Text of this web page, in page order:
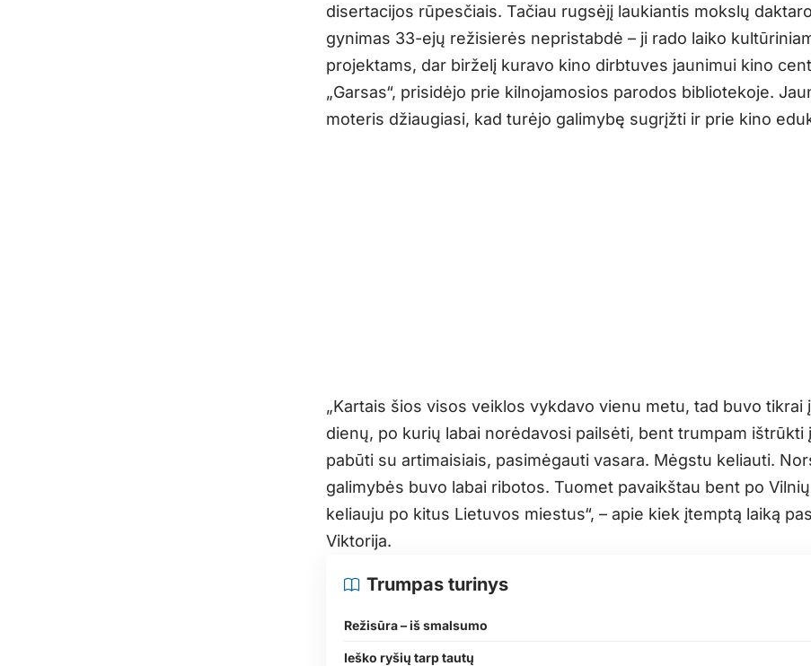
disertacijos rūpesčiais. Tačiau rugsėjį laukiantis mokslų
gynimas 33-ejų režisierės nepristabdė – ji rado laiko
projektams, dar birželį kuravo kino dirbtuves jaunimui kino
„Garsas“, prisidėjo prie kilnojamosios parodos bibliotekoje.
moteris džiaugiasi, kad turėjo galimybę sugrįžti ir prie kino
„Kartais šios visos veiklos vykdavo vienu metu, tad buvo tikrai
dienų, po kurių labai norėdavosi pailsėti, bent trumpam ištrūkti
pabūti su artimaisiais, pasimėgauti vasara. Mėgstu keliauti.
galimybės buvo labai ribotos. Tuomet pavaikštau bent po
keliauju po kitus Lietuvos miestus“, – apie kiek įtemptą laiką
Viktorija.
Trumpas turinys
Režisūra – iš smalsumo
Ieško ryšių tarp tautų